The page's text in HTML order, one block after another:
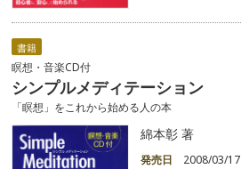
書籍
瞑想・音楽CD付
シンプルメディテーション
「瞑想」をこれから始める人の本
綿本彰 著
発売日
2008/03/17